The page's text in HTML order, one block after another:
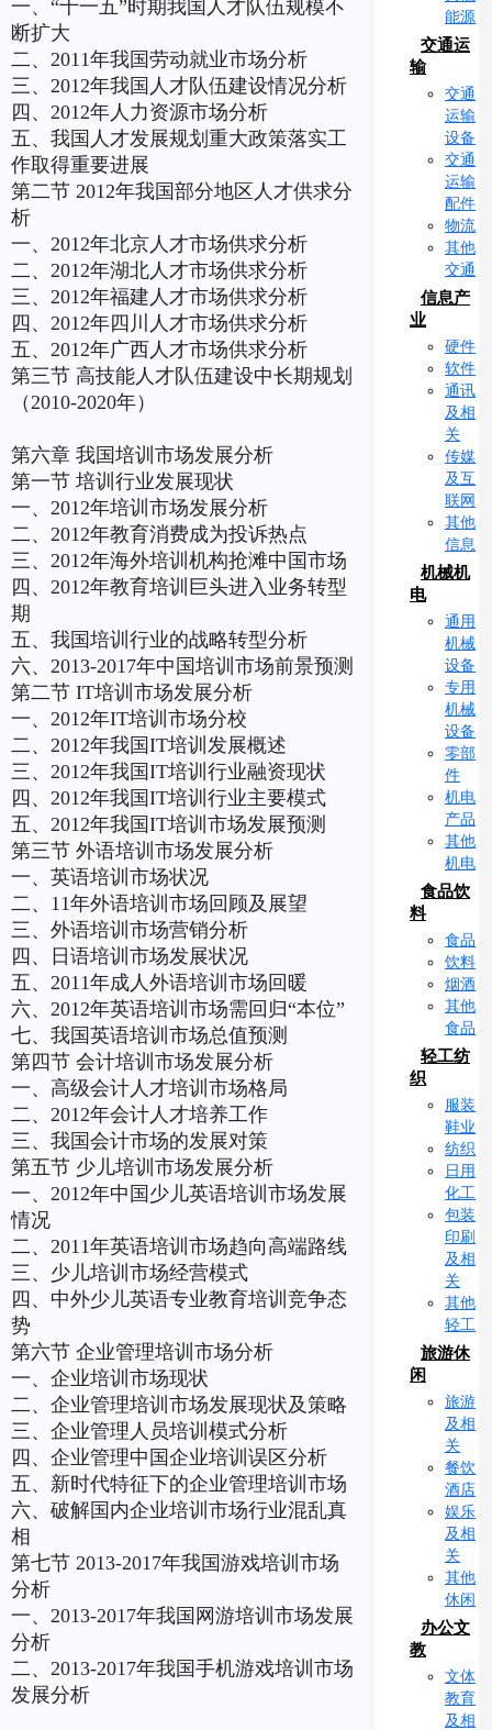
一、“十一五”时期我国人才队伍规模不
断扩大
二、2011年我国劳动就业市场分析
三、2012年我国人才队伍建设情况分析
四、2012年人力资源市场分析
五、我国人才发展规划重大政策落实工
作取得重要进展
第二节 2012年我国部分地区人才供求分
析
一、2012年北京人才市场供求分析
二、2012年湖北人才市场供求分析
三、2012年福建人才市场供求分析
四、2012年四川人才市场供求分析
五、2012年广西人才市场供求分析
第三节 高技能人才队伍建设中长期规划
（2010-2020年）
第六章 我国培训市场发展分析
第一节 培训行业发展现状
一、2012年培训市场发展分析
二、2012年教育消费成为投诉热点
三、2012年海外培训机构抢滩中国市场
四、2012年教育培训巨头进入业务转型
期
五、我国培训行业的战略转型分析
六、2013-2017年中国培训市场前景预测
第二节 IT培训市场发展分析
一、2012年IT培训市场分校
二、2012年我国IT培训发展概述
三、2012年我国IT培训行业融资现状
四、2012年我国IT培训行业主要模式
五、2012年我国IT培训市场发展预测
第三节 外语培训市场发展分析
一、英语培训市场状况
二、11年外语培训市场回顾及展望
三、外语培训市场营销分析
四、日语培训市场发展状况
五、2011年成人外语培训市场回暖
六、2012年英语培训市场需回归“本位”
七、我国英语培训市场总值预测
第四节 会计培训市场发展分析
一、高级会计人才培训市场格局
二、2012年会计人才培养工作
三、我国会计市场的发展对策
第五节 少儿培训市场发展分析
一、2012年中国少儿英语培训市场发展
情况
二、2011年英语培训市场趋向高端路线
三、少儿培训市场经营模式
四、中外少儿英语专业教育培训竞争态
势
第六节 企业管理培训市场分析
一、企业培训市场现状
二、企业管理培训市场发展现状及策略
三、企业管理人员培训模式分析
四、企业管理中国企业培训误区分析
五、新时代特征下的企业管理培训市场
六、破解国内企业培训市场行业混乱真
相
第七节 2013-2017年我国游戏培训市场
分析
一、2013-2017年我国网游培训市场发展
分析
二、2013-2017年我国手机游戏培训市场
发展分析
能源
交通运
输
交通
运输
设备
交通
运输
配件
物流
其他
交通
信息产
业
硬件
软件
通讯
及相
关
传媒
及互
联网
其他
信息
机械机
电
通用
机械
设备
专用
机械
设备
零部
件
机电
产品
其他
机电
食品饮
料
食品
饮料
烟酒
其他
食品
轻工纺
织
服装
鞋业
纺织
日用
化工
包装
印刷
及相
关
其他
轻工
旅游休
闲
旅游
及相
关
餐饮
酒店
娱乐
及相
关
其他
休闲
办公文
教
文体
教育
及相